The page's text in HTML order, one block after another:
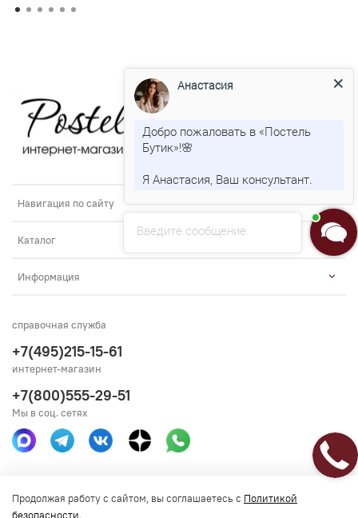
Навигация по сайту
Каталог
Информация
Получить консультацию
справочная служба
+7(495)215-15-61
интернет-магазин
+7(800)555-29-51
Мы в соц. сетях
Продолжая работу с сайтом, вы соглашаетесь с Политикой
безопасности.
Введите сообщение
Анастасия
Добро пожаловать в «Постель
Бутик»!🌸
Я Анастасия, Ваш консультант.